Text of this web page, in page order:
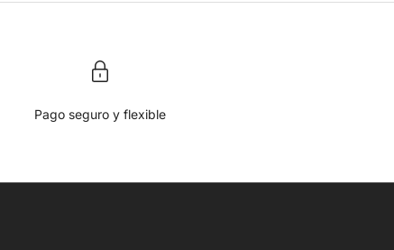
Pago seguro y flexible